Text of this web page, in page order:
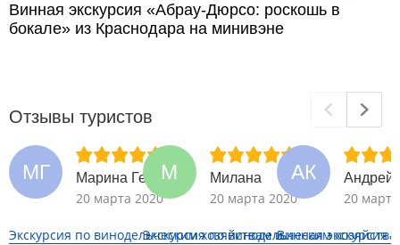
Винная экскурсия «Абрау-Дюрсо: роскошь в
бокале» из Краснодара на минивэне
Отзывы туристов
МГ Марина Гейдрих
20 марта 2020
Экскурсия по винодельческим хозяйствам и...
М Милана
20 марта 2020
Экскурсия по винодельческим
АК Андрей
20
Винная экскурсия